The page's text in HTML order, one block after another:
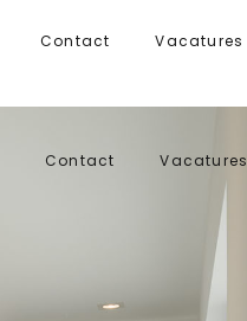
Contact Vacatures
Contact Vacatures